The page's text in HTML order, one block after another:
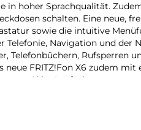
in hoher Sprachqualität.
schalten. Eine neue,
sowie die intuitive
Telefonie, Navigation und der
Telefonbüchern, Rufsperren
FRITZ!Fon X6 zudem mit
Akku-Laufzeit.